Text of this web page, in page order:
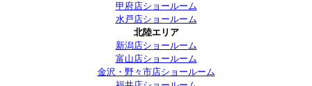
甲府店ショールーム
水戸店ショールーム
北陸エリア
新潟店ショールーム
富山店ショールーム
金沢・野々市店ショールーム